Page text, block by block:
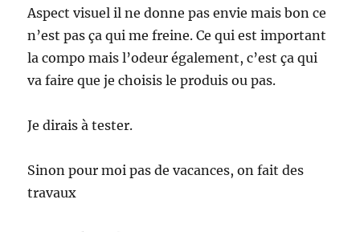
Aspect visuel il ne donne pas envie mais bon ce
n’est pas ça qui me freine. Ce qui est important
la compo mais l’odeur également, c’est ça qui
va faire que je choisis le produis ou pas.
Je dirais à tester.
Sinon pour moi pas de vacances, on fait des
travaux